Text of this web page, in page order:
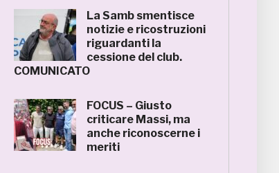
La Samb smentisce
notizie e ricostruzioni
riguardanti la
cessione del club.
COMUNICATO
FOCUS – Giusto
criticare Massi, ma
anche riconoscerne i
meriti